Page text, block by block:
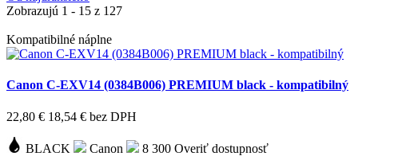
Zobrazujú 1 - 15 z 127
Kompatibilné náplne
Canon C-EXV14 (0384B006) PREMIUM black - kompatibilný
22,80 € 18,54 € bez DPH
BLACK Canon 8 300 Overiť dostupnosť